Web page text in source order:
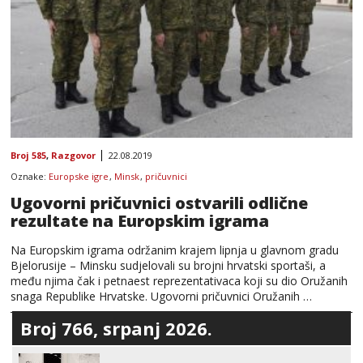
Broj 585, Razgovor
22.08.2019
Oznake: Europske igre , Minsk, pričuvnici
Ugovorni pričuvnici ostvarili odlične
rezultate na Europskim igrama
Na Europskim igrama održanim krajem lipnja u glavnom gradu
Bjelorusije – Minsku sudjelovali su brojni hrvatski sportaši, a
među njima čak i petnaest reprezentativaca koji su dio Oružanih
snaga Republike Hrvatske. Ugovorni pričuvnici Oružanih …
Broj 766, srpanj 2026.